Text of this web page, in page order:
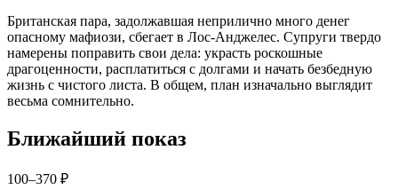
Британская пара, задолжавшая неприлично много денег
опасному мафиози, сбегает в Лос-Анджелес. Супруги твердо
намерены поправить свои дела: украсть роскошные
драгоценности, расплатиться с долгами и начать безбедную
жизнь с чистого листа. В общем, план изначально выглядит
весьма сомнительно.
Ближайший показ
100–370 ₽